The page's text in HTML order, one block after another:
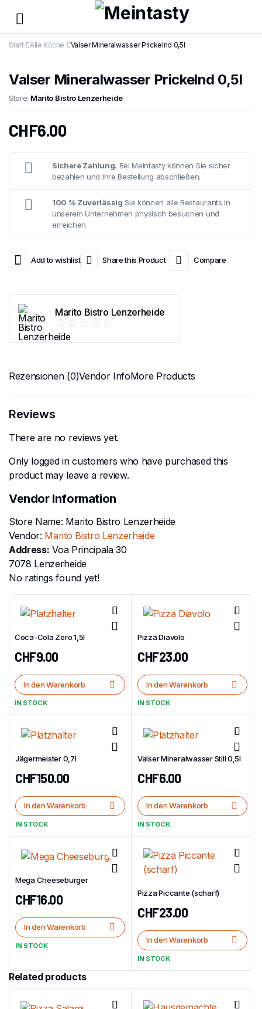
Start Alle Küche Valser Mineralwasser Prickelnd 0,5l
Valser Mineralwasser Prickelnd 0,5l
Store: Marito Bistro Lenzerheide
CHF6.00
Sichere Zahlung. Bei Meintasty können Sie sicher
bezahlen und Ihre Bestellung abschließen.
100 % Zuverlässig Sie können alle Restaurants in
unserem Unternehmen physisch besuchen und
erreichen.
Add to wishlist Share this Product Compare
Marito Bistro Lenzerheide
Rezensionen (0)Vendor InfoMore Products
Reviews
There are no reviews yet.
Only logged in customers who have purchased this
product may leave a review.
Vendor Information
Store Name: Marito Bistro Lenzerheide
Vendor: Marito Bistro Lenzerheide
Address: Voa Principala 30
7078 Lenzerheide
No ratings found yet!
Coca-Cola Zero 1,5l
CHF9.00
In den Warenkorb
IN STOCK
Pizza Diavolo
CHF23.00
In den Warenkorb
IN STOCK
Jägermeister 0,7l
CHF150.00
In den Warenkorb
IN STOCK
Valser Mineralwasser Still 0,5l
CHF6.00
In den Warenkorb
IN STOCK
Mega Cheeseburger
CHF16.00
In den Warenkorb
IN STOCK
Pizza Piccante (scharf)
CHF23.00
In den Warenkorb
IN STOCK
Related products